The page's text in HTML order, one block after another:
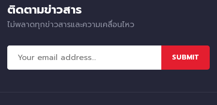
ติดตามข่าวสาร
ไม่พลาดทุกข่าวสารและความเคลื่อนไหว
SUBMIT